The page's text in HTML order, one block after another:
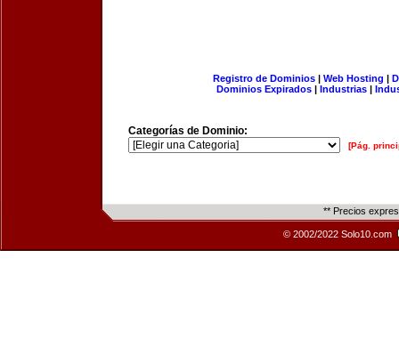
Registro de Dominios| Web Hosting |
Dominios Expirados | Industrias |
Categorías de Dominio:
[Pág.
** Precios
© 2002/2022 Solo10.com